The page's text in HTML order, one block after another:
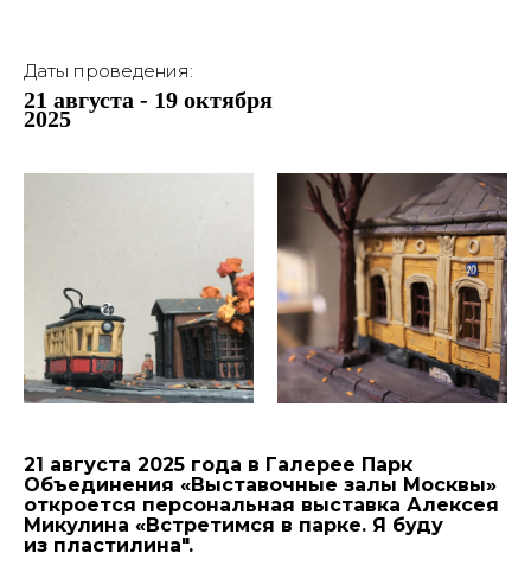
Даты проведения:
21 августа - 19 октября
2025
21 августа 2025 года в Галерее Парк
Объединения «Выставочные залы Москвы»
откроется персональная выставка Алексея
Микулина «Встретимся в парке. Я буду
из пластилина".